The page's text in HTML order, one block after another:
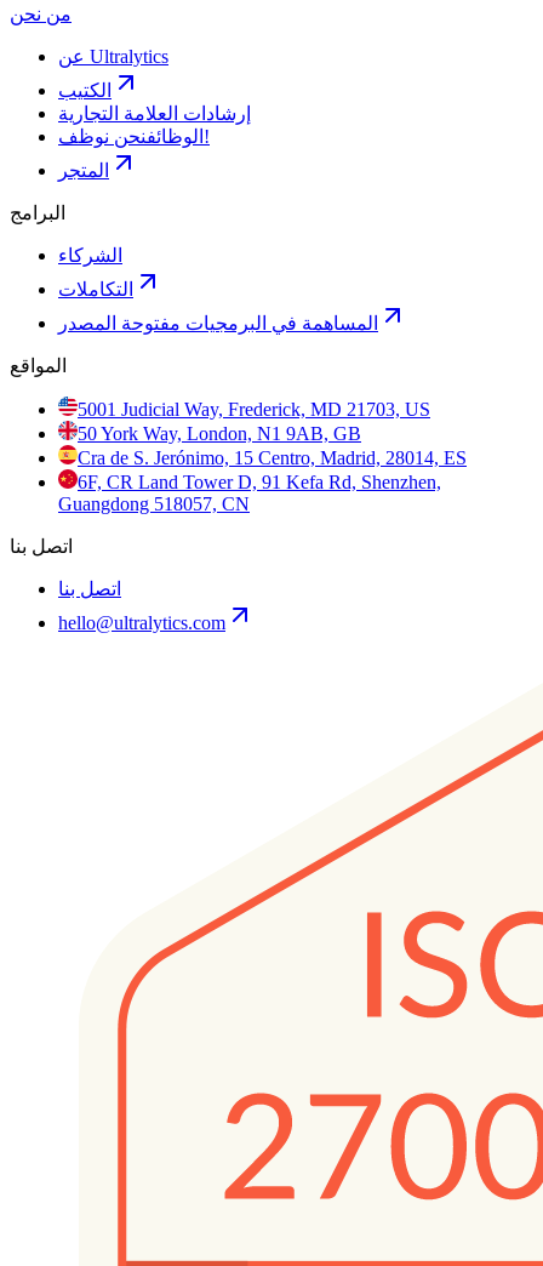
من نحن
عن Ultralytics
الكتيب
إرشادات العلامة التجارية
الوظائف نحن نوظف!
المتجر
البرامج
الشركاء
التكاملات
المساهمة في البرمجيات مفتوحة المصدر
المواقع
5001 Judicial Way, Frederick, MD 21703, US
50 York Way, London, N1 9AB, GB
Cra de S. Jerónimo, 15 Centro, Madrid, 28014, ES
6F, CR Land Tower D, 91 Kefa Rd, Shenzhen,
Guangdong 518057, CN
اتصل بنا
اتصل بنا
hello@ultralytics.com